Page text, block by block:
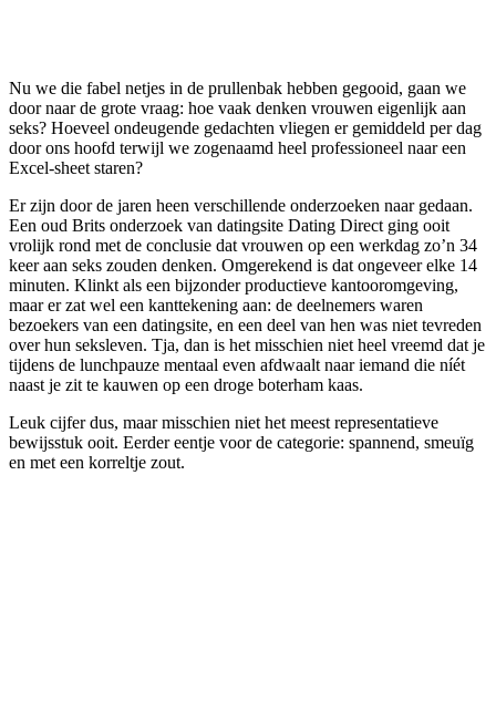
Nu we die fabel netjes in de prullenbak hebben gegooid, gaan we
door naar de grote vraag: hoe vaak denken vrouwen eigenlijk aan
seks? Hoeveel ondeugende gedachten vliegen er gemiddeld per dag
door ons hoofd terwijl we zogenaamd heel professioneel naar een
Excel-sheet staren?
Er zijn door de jaren heen verschillende onderzoeken naar gedaan.
Een oud Brits onderzoek van datingsite Dating Direct ging ooit
vrolijk rond met de conclusie dat vrouwen op een werkdag zo’n 34
keer aan seks zouden denken. Omgerekend is dat ongeveer elke 14
minuten. Klinkt als een bijzonder productieve kantooromgeving,
maar er zat wel een kanttekening aan: de deelnemers waren
bezoekers van een datingsite, en een deel van hen was niet tevreden
over hun seksleven. Tja, dan is het misschien niet heel vreemd dat je
tijdens de lunchpauze mentaal even afdwaalt naar iemand die níét
naast je zit te kauwen op een droge boterham kaas.
Leuk cijfer dus, maar misschien niet het meest representatieve
bewijsstuk ooit. Eerder eentje voor de categorie: spannend, smeuïg
en met een korreltje zout.